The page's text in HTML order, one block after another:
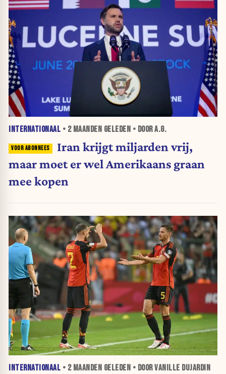
INTERNATIONAAL • 2 MAANDEN GELEDEN • DOOR A.G.
Iran krijgt miljarden vrij,
maar moet er wel Amerikaans graan
mee kopen
INTERNATIONAAL • 2 MAANDEN GELEDEN • DOOR VANILLE DUJARDIN